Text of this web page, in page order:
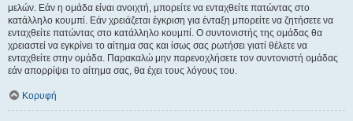
μελών. Εάν η ομάδα είναι ανοιχτή, μπορείτε να ενταχθείτε πατώντας στο
κατάλληλο κουμπί. Εάν χρειάζεται έγκριση για ένταξη μπορείτε να ζητήσετε να
ενταχθείτε πατώντας στο κατάλληλο κουμπί. Ο συντονιστής της ομάδας θα
χρειαστεί να εγκρίνει το αίτημα σας και ίσως σας ρωτήσει γιατί θέλετε να
ενταχθείτε στην ομάδα. Παρακαλώ μην παρενοχλήσετε τον συντονιστή ομάδας
εάν απορρίψει το αίτημα σας, θα έχει τους λόγους του.
Κορυφή